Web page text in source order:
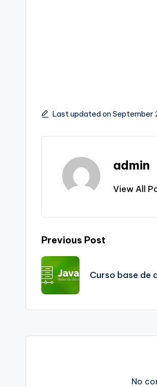
Last updated on September
admin
View All
Post
navigation
Previous Post
Curso base de
No